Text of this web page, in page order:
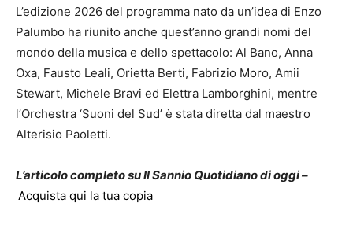
L’edizione 2026 del programma nato da un’idea di Enzo
Palumbo ha riunito anche quest’anno grandi nomi del
mondo della musica e dello spettacolo: Al Bano, Anna
Oxa, Fausto Leali, Orietta Berti, Fabrizio Moro, Amii
Stewart, Michele Bravi ed Elettra Lamborghini, mentre
l’Orchestra ‘Suoni del Sud’ è stata diretta dal maestro
Alterisio Paoletti.
L’articolo completo su Il Sannio Quotidiano di oggi –
Acquista qui la tua copia